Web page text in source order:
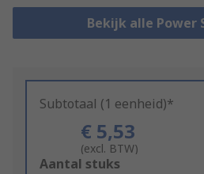
Bekijk alle Power
Subtotaal (1 eenheid)*
€ 5,53
(excl. BTW)
Add
Aantal stuks